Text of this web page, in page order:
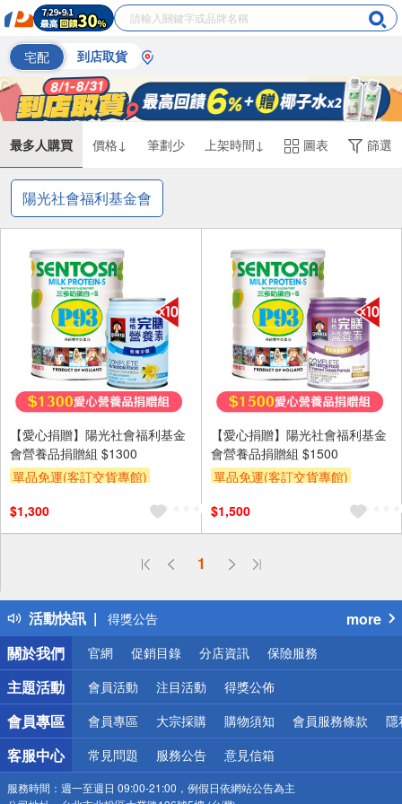
宅配 到店取貨
最多人購買 價格↓ 筆劃少 上架時間↓ 圖表 篩選
陽光社會福利基金會
【愛心捐贈】陽光社會福利基金
會營養品捐贈組 $1300
單品免運(客訂交貨專館)
$1,300
【愛心捐贈】陽光社會福利基金
會營養品捐贈組 $1500
單品免運(客訂交貨專館)
$1,500
1
活動快訊
詐騙網頁！請小心！
得獎公告
熱門話題
銀行優惠
偏遠地區配送
詐騙網頁！請小心！
more
關於我們
官網 促銷目錄 分店資訊 保險服務
主題活動 會員活動 注目活動 得獎公佈
會員專區 會員專區 大宗採購 購物須知 會員服務條款 隱
客服中心 常見問題 服務公告 意見信箱
服務時間： 週一至週日 09:00-21:00，例假日依網站公告為主